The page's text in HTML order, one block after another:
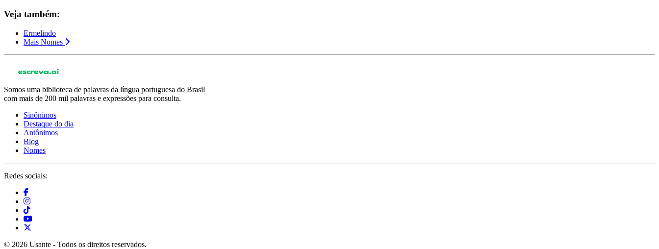
Veja também:
Ermelindo
Mais Nomes
Somos uma biblioteca de palavras da língua portuguesa do Brasil
com mais de 200 mil palavras e expressões para consulta.
Sinônimos
Destaque do dia
Antônimos
Blog
Nomes
Redes sociais:
© 2026 Usante - Todos os direitos reservados.